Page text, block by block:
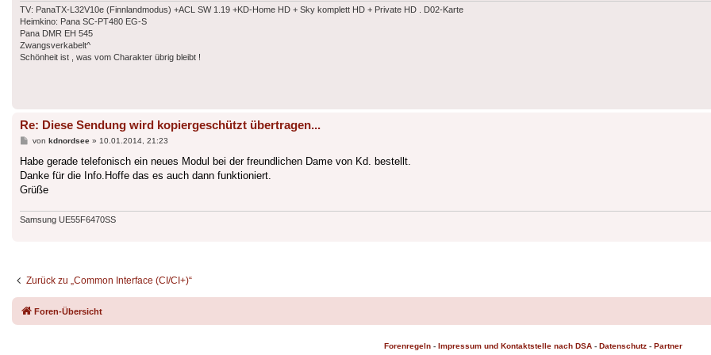
TV: PanaTX-L32V10e (Finnlandmodus) +ACL SW 1.19 +KD-Home HD + Sky komplett HD + Private HD . D02-Karte
Heimkino: Pana SC-PT480 EG-S
Pana DMR EH 545
Zwangsverkabelt^
Schönheit ist , was vom Charakter übrig bleibt !
Re: Diese Sendung wird kopiergeschützt übertragen...
Beitrag
von kdnordsee» 10.01.2014, 21:23
Habe gerade telefonisch ein neues Modul bei der freundlichen Dame von Kd. bestellt.
Danke für die Info.Hoffe das es auch dann funktioniert.
Grüße
Samsung UE55F6470SS
Zurück zu „Common Interface (CI/CI+)“
Foren-Übersicht
Forenregeln - Impressum und Kontaktstelle nach DSA - Datenschutz - Partner